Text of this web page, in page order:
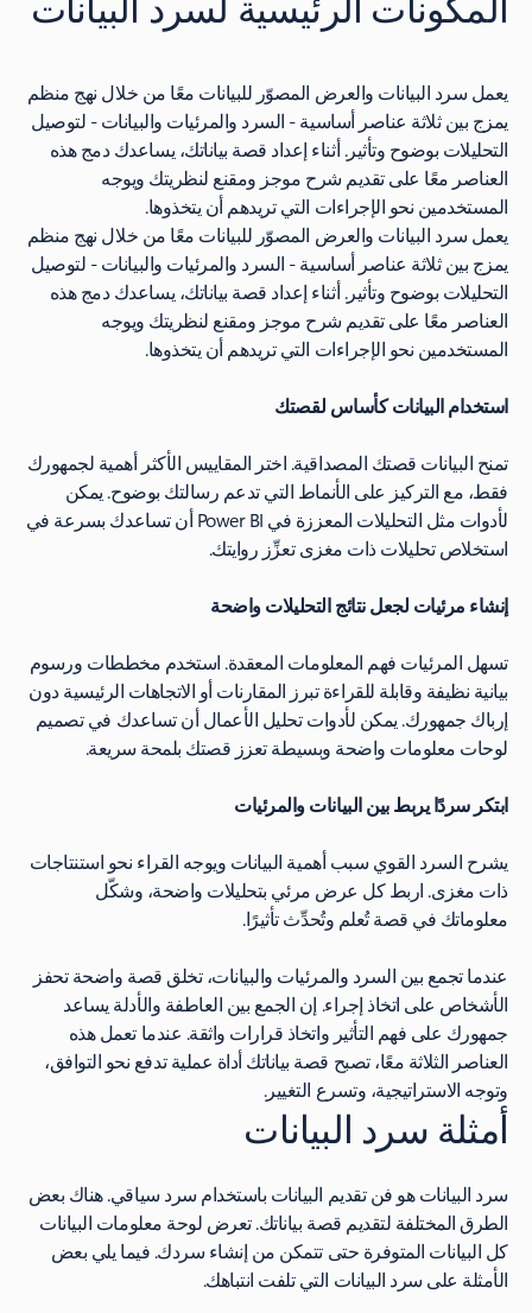
يعمل سرد البيانات والعرض المصوّر للبيانات معًا من خلال نهج منظم
يمزج بين ثلاثة عناصر أساسية - السرد والمرئيات والبيانات - لتوصيل
التحليلات بوضوح وتأثير. أثناء إعداد قصة بياناتك، يساعدك دمج هذه
العناصر معًا على تقديم شرح موجز ومقنع لنظريتك ويوجه
المستخدمين نحو الإجراءات التي تريدهم أن يتخذوها.
يعمل سرد البيانات والعرض المصوّر للبيانات معًا من خلال نهج منظم
يمزج بين ثلاثة عناصر أساسية - السرد والمرئيات والبيانات - لتوصيل
التحليلات بوضوح وتأثير. أثناء إعداد قصة بياناتك، يساعدك دمج هذه
العناصر معًا على تقديم شرح موجز ومقنع لنظريتك ويوجه
المستخدمين نحو الإجراءات التي تريدهم أن يتخذوها.
استخدام البيانات كأساس لقصتك
تمنح البيانات قصتك المصداقية. اختر المقاييس الأكثر أهمية لجمهورك
فقط، مع التركيز على الأنماط التي تدعم رسالتك بوضوح. يمكن
لأدوات مثل التحليلات المعززة في Power BI أن تساعدك بسرعة في
استخلاص تحليلات ذات مغزى تعزِّز روايتك.
إنشاء مرئيات لجعل نتائج التحليلات واضحة
تسهل المرئيات فهم المعلومات المعقدة. استخدم مخططات ورسوم
بيانية نظيفة وقابلة للقراءة تبرز المقارنات أو الاتجاهات الرئيسية دون
إرباك جمهورك. يمكن لأدوات تحليل الأعمال أن تساعدك في تصميم
لوحات معلومات واضحة وبسيطة تعزز قصتك بلمحة سريعة.
ابتكر سردًا يربط بين البيانات والمرئيات
يشرح السرد القوي سبب أهمية البيانات ويوجه القراء نحو استنتاجات
ذات مغزى. اربط كل عرض مرئي بتحليلات واضحة، وشكّل
معلوماتك في قصة تُعلم وتُحدِّث تأثيرًا.
عندما تجمع بين السرد والمرئيات والبيانات، تخلق قصة واضحة تحفز
الأشخاص على اتخاذ إجراء. إن الجمع بين العاطفة والأدلة يساعد
جمهورك على فهم التأثير واتخاذ قرارات واثقة. عندما تعمل هذه
العناصر الثلاثة معًا، تصبح قصة بياناتك أداة عملية تدفع نحو التوافق،
وتوجه الاستراتيجية، وتسرع التغيير.
أمثلة سرد البيانات
سرد البيانات هو فن تقديم البيانات باستخدام سرد سياقي. هناك بعض
الطرق المختلفة لتقديم قصة بياناتك. تعرض لوحة معلومات البيانات
كل البيانات المتوفرة حتى تتمكن من إنشاء سردك. فيما يلي بعض
الأمثلة على سرد البيانات التي تلفت انتباهك.